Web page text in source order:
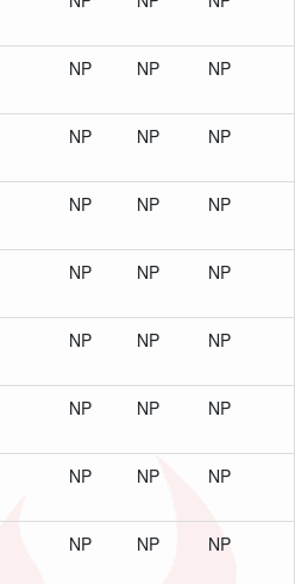
NP NP NP
NP NP NP
NP NP NP
NP NP NP
NP NP NP
NP NP NP
NP NP NP
NP NP NP